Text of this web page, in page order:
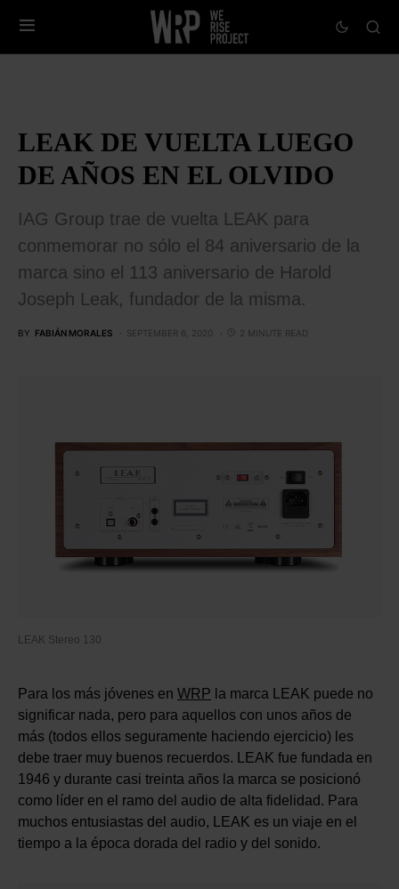
LEAK DE VUELTA LUEGO
DE AÑOS EN EL OLVIDO
IAG Group trae de vuelta LEAK para
conmemorar no sólo el 84 aniversario de la
marca sino el 113 aniversario de Harold
Joseph Leak, fundador de la misma.
BY FABIÁN MORALES SEPTEMBER 6, 2020 2 MINUTE READ
LEAK Stereo 130
Para los más jóvenes en WRP la marca LEAK puede no
significar nada, pero para aquellos con unos años de
más (todos ellos seguramente haciendo ejercicio) les
debe traer muy buenos recuerdos. LEAK fue fundada en
1946 y durante casi treinta años la marca se posicionó
como líder en el ramo del audio de alta fidelidad. Para
muchos entusiastas del audio, LEAK es un viaje en el
tiempo a la época dorada del radio y del sonido.